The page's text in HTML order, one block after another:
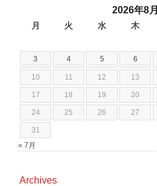
2026年8月
月 火 水 木
3 4 5 6
10 11 12 13
17 18 19 20
24 25 26 27
31
« 7月
Archives